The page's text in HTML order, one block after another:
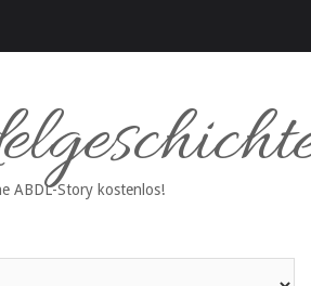
ABDL-Story kostenlos!